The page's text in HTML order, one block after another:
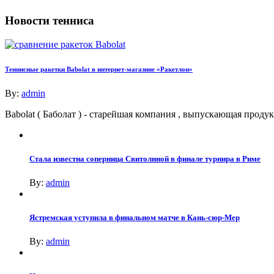
Новости тенниса
Теннисные ракетки Babolat в интернет-магазине «Ракетлон»
By: admin
Babolat ( Баболат ) - старейшая компания , выпускающая
Стала известна соперница Свитолиной в финале турнира в Риме
By: admin
Ястремская уступила в финальном матче в Кань-сюр-Мер
By: admin